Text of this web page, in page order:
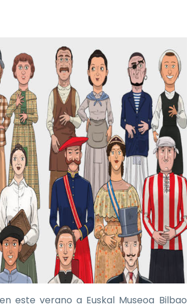
este verano a Euskal Museoa Bilbao